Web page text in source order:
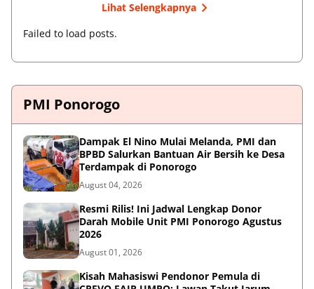
Lihat Selengkapnya
Failed to load posts.
PMI Ponorogo
Dampak El Nino Mulai Melanda, PMI dan
BPBD Salurkan Bantuan Air Bersih ke Desa
Terdampak di Ponorogo
August 04, 2026
Resmi Rilis! Ini Jadwal Lengkap Donor
Darah Mobile Unit PMI Ponorogo Agustus
2026
August 01, 2026
Kisah Mahasiswi Pendonor Pemula di